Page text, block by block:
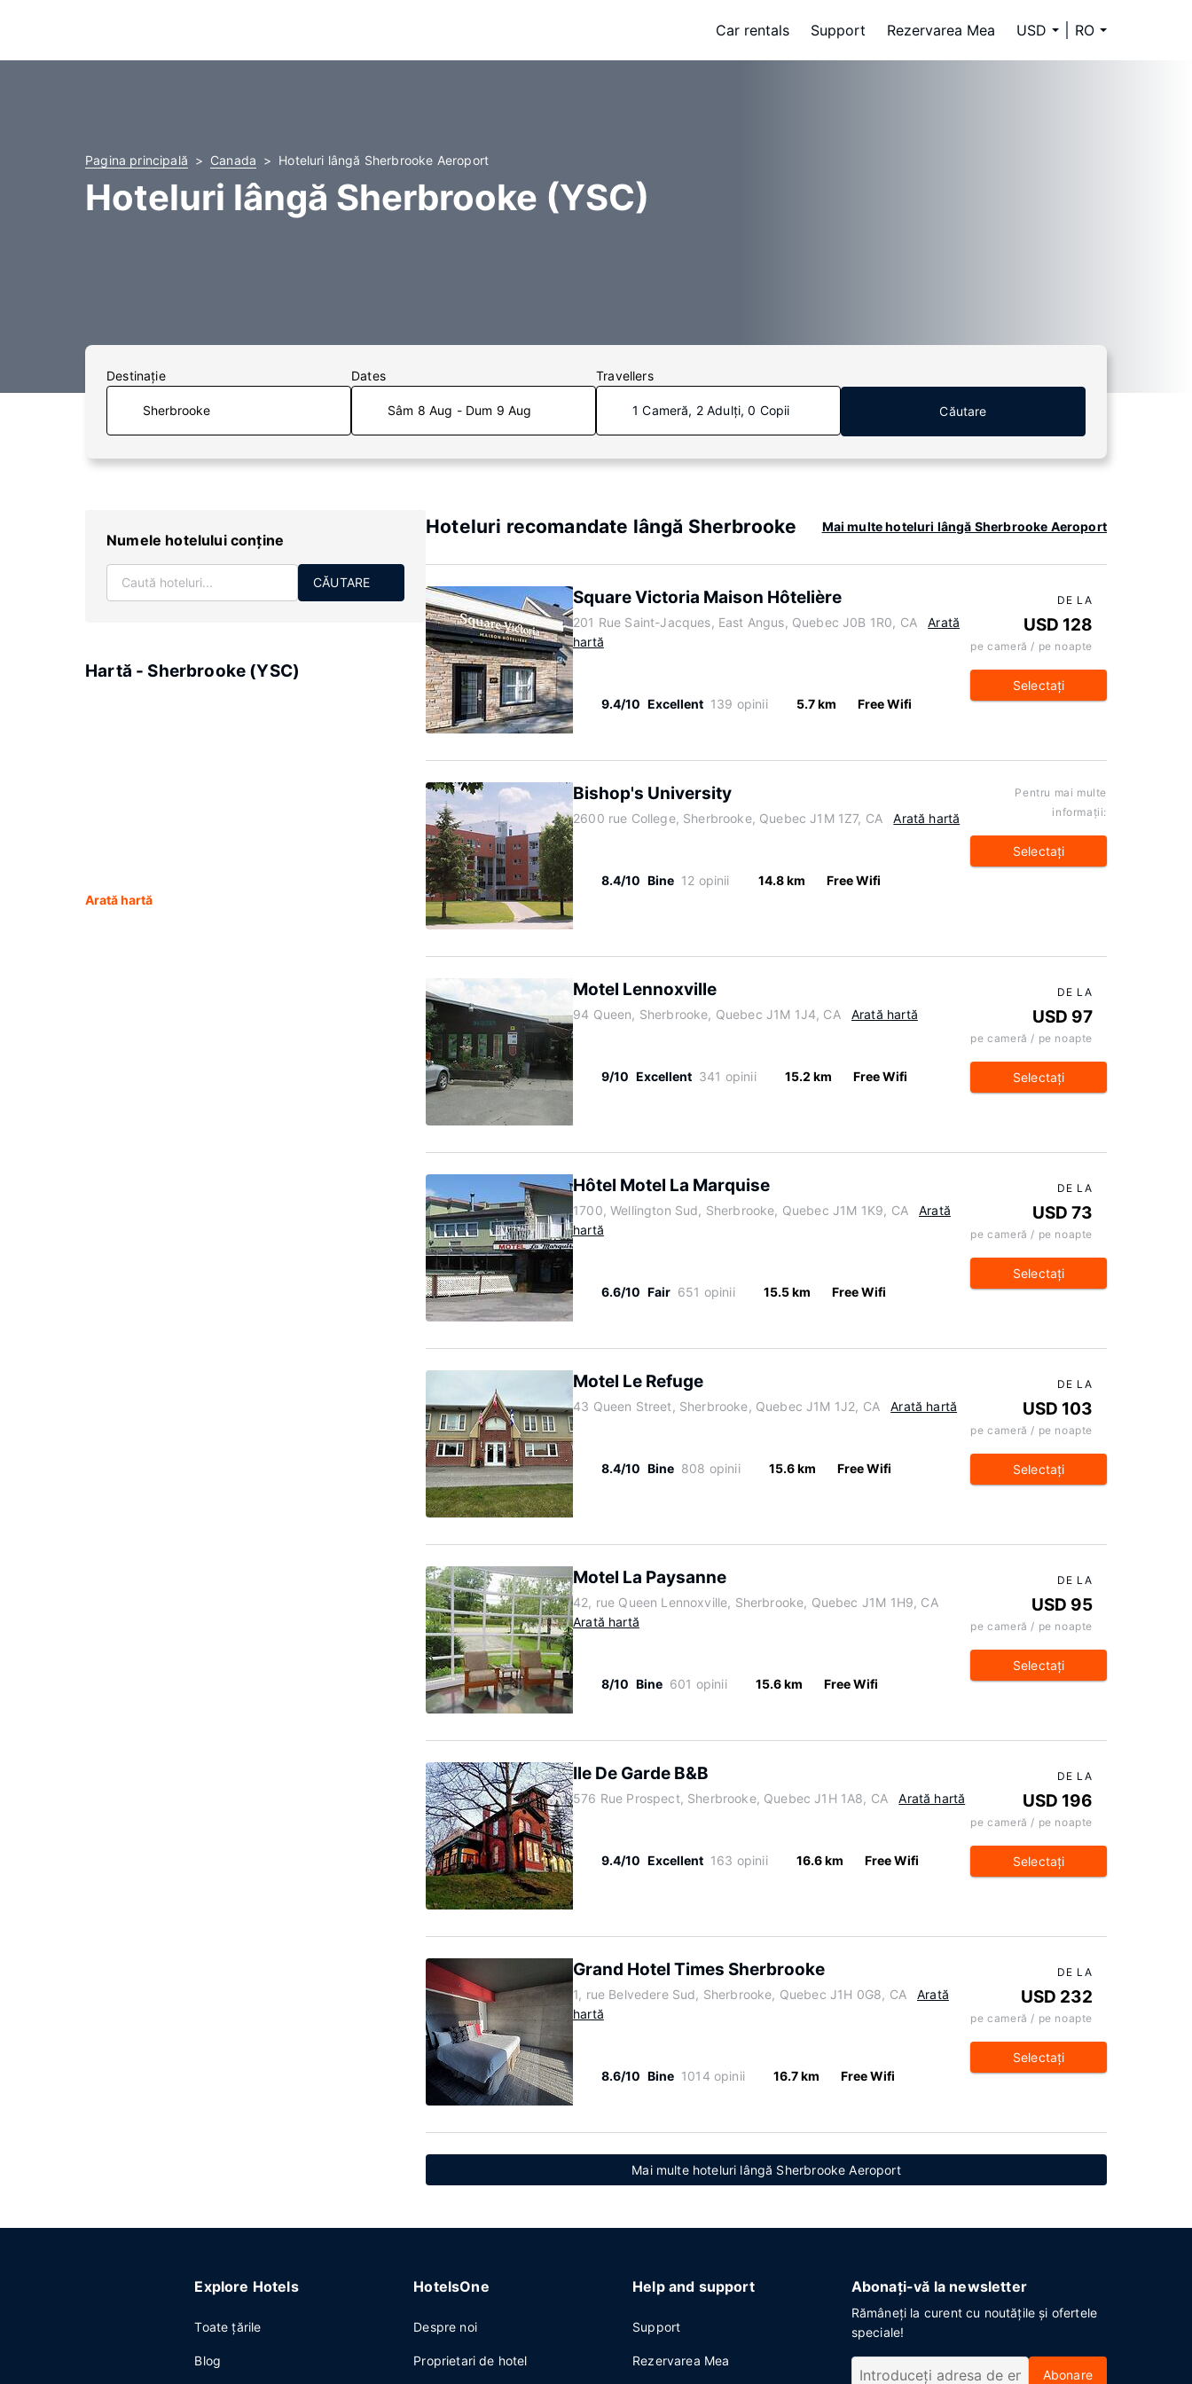
Car rentals Support Rezervarea Mea USD RO
Pagina principală Canada Hoteluri lângă Sherbrooke Aeroport
Hoteluri lângă Sherbrooke (YSC)
Destinaţie Dates
Sâm 8 Aug - Dum 9 Aug
Travellers
1 Cameră, 2 Adulți, 0 Copii Căutare
Numele hotelului conţine
CĂUTARE
Hartă - Sherbrooke (YSC)
Arată hartă
Hoteluri recomandate lângă Sherbrooke Mai multe hoteluri lângă Sherbrooke Aeroport
Square Victoria Maison Hôtelière
201 Rue Saint-Jacques, East Angus, Quebec J0B 1R0, CA
Arată
hartă
9.4/10 Excellent 139 opinii 5.7 km Free Wifi
DE LA
USD 128
pe cameră / pe noapte
Selectaţi
Bishop's University
2600 rue College, Sherbrooke, Quebec J1M 1Z7, CA Arată hartă
8.4/10 Bine 12 opinii 14.8 km Free Wifi
Pentru mai multe
informaţii:
Selectaţi
Motel Lennoxville
94 Queen, Sherbrooke, Quebec J1M 1J4, CA Arată hartă
9/10 Excellent 341 opinii 15.2 km Free Wifi
DE LA
USD 97
pe cameră / pe noapte
Selectaţi
Hôtel Motel La Marquise
1700, Wellington Sud, Sherbrooke, Quebec J1M 1K9, CA
Arată
hartă
6.6/10 Fair 651 opinii 15.5 km Free Wifi
DE LA
USD 73
pe cameră / pe noapte
Selectaţi
Motel Le Refuge
43 Queen Street, Sherbrooke, Quebec J1M 1J2, CA Arată hartă
8.4/10 Bine 808 opinii 15.6 km Free Wifi
DE LA
USD 103
pe cameră / pe noapte
Selectaţi
Motel La Paysanne
42, rue Queen Lennoxville, Sherbrooke, Quebec J1M 1H9, CA
Arată hartă
8/10 Bine 601 opinii 15.6 km Free Wifi
DE LA
USD 95
pe cameră / pe noapte
Selectaţi
Ile De Garde B&B
576 Rue Prospect, Sherbrooke, Quebec J1H 1A8, CA Arată hartă
9.4/10 Excellent 163 opinii 16.6 km Free Wifi
DE LA
USD 196
pe cameră / pe noapte
Selectaţi
Grand Hotel Times Sherbrooke
1, rue Belvedere Sud, Sherbrooke, Quebec J1H 0G8, CA
Arată
hartă
8.6/10 Bine 1014 opinii 16.7 km Free Wifi
DE LA
USD 232
pe cameră / pe noapte
Selectaţi
Mai multe hoteluri lângă Sherbrooke Aeroport
Explore Hotels
Toate ţările
Blog
HotelsOne
Despre noi
Proprietari de hotel
Help and support
Support
Rezervarea Mea
Abonați-vă la newsletter
Rămâneți la curent cu noutățile și ofertele
speciale!
Abonare